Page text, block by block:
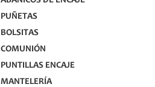
PUÑETAS
BOLSITAS
COMUNIÓN
PUNTILLAS ENCAJE
MANTELERÍA